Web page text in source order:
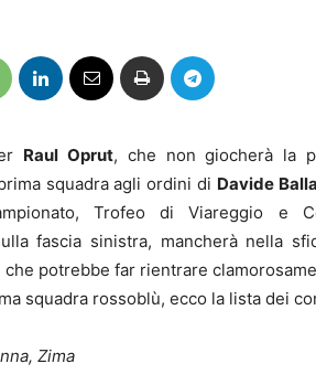
Raul Oprut, che non giocherà la
squadra agli ordini di Davide
Trofeo di Viareggio e
fascia sinistra, mancherà nella
che potrebbe far rientrare
squadra rossoblù, ecco la lista dei
Zima